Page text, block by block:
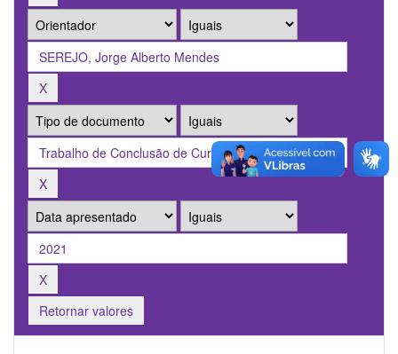
Retornar valores